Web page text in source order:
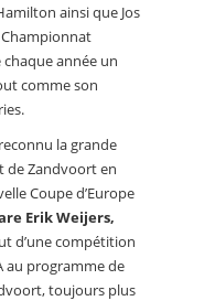
ainsi que Jos
chaque année un
comme son
la grande
de Zandvoort en
Coupe d’Europe
Erik Weijers,
d’une compétition
au programme de
toujours plus